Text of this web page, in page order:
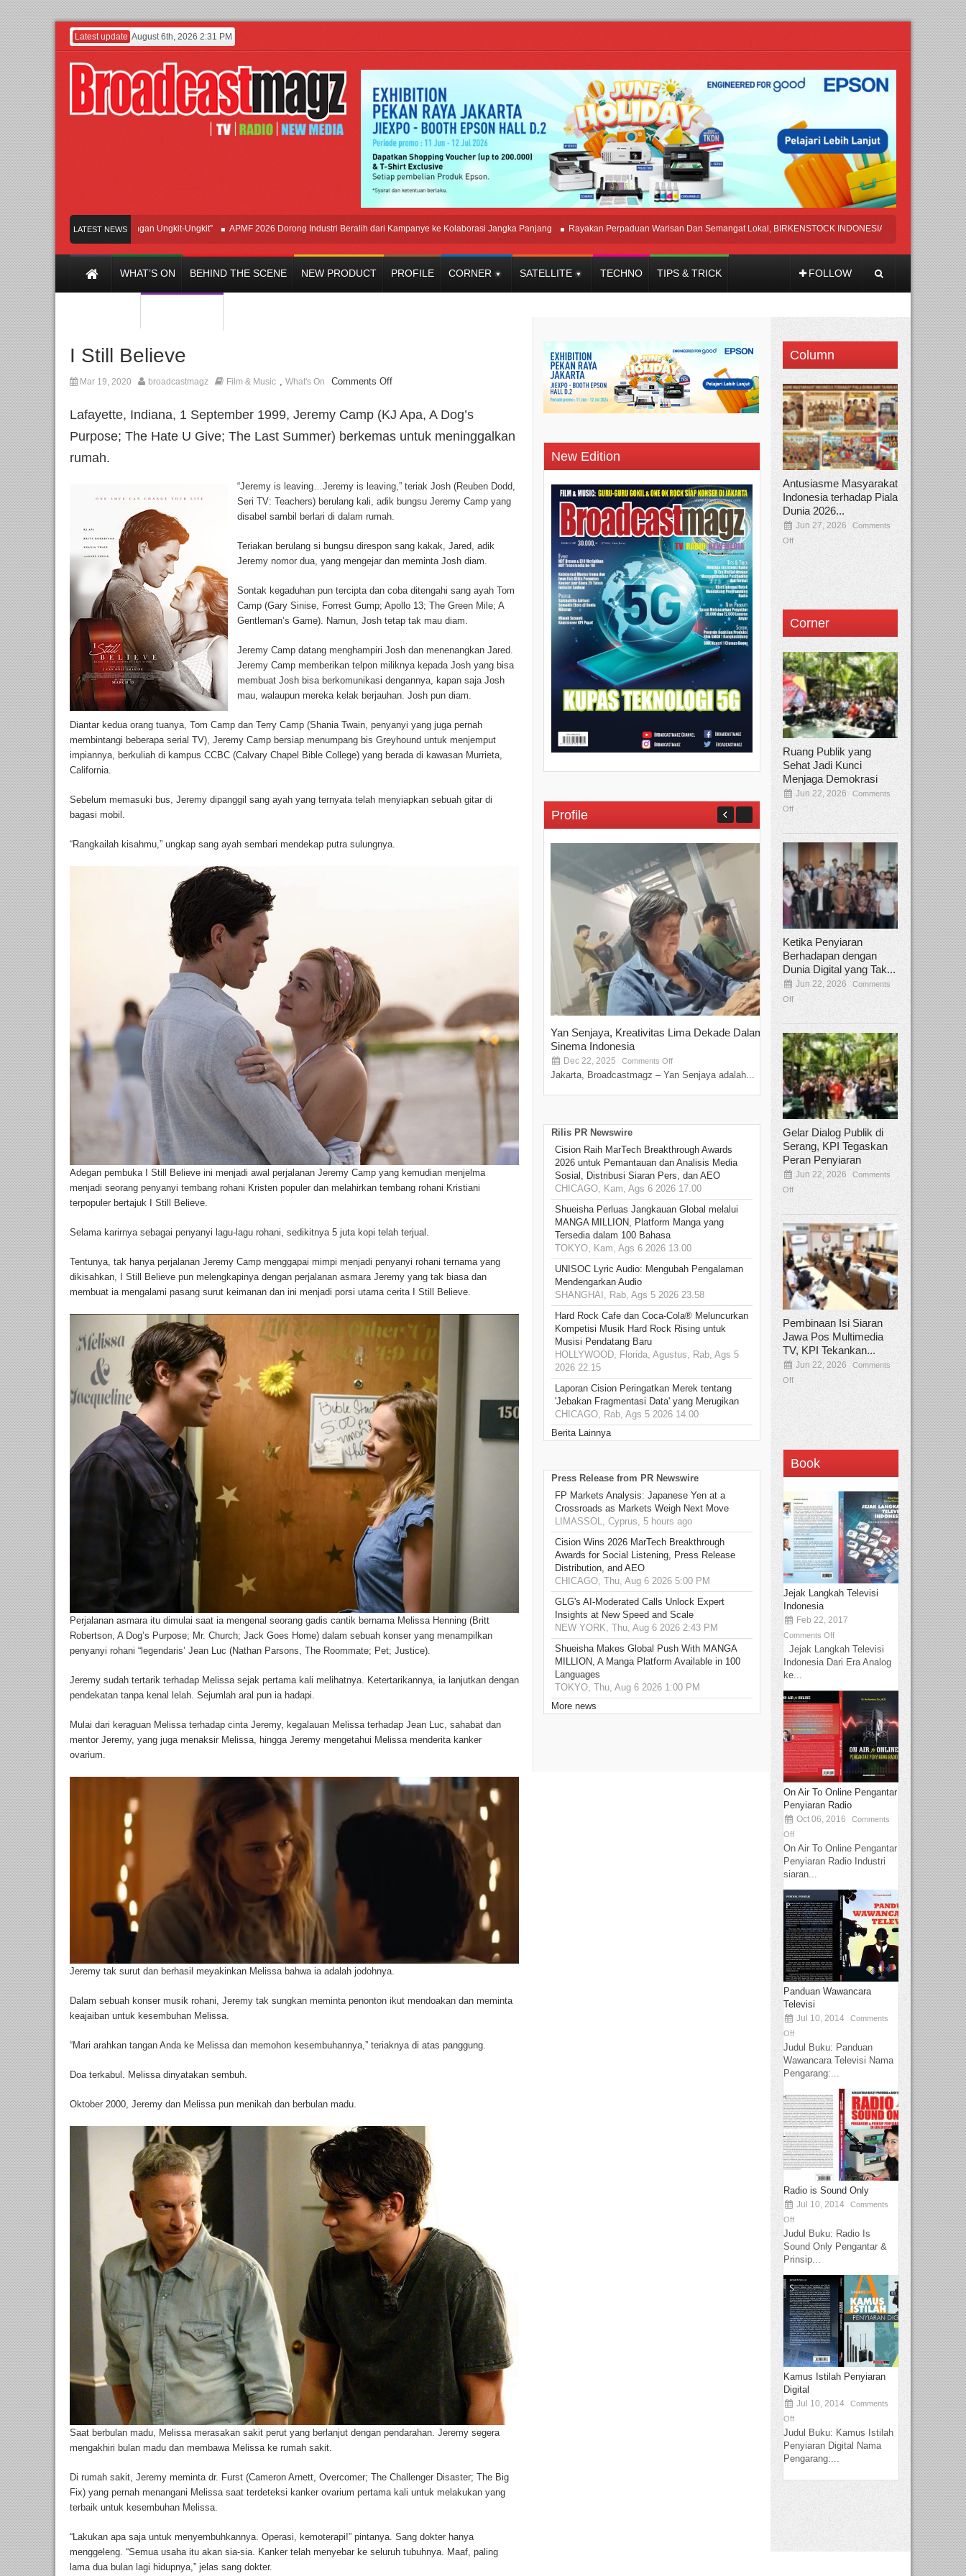
Latest update August 6th, 2026 2:31 PM
LATEST NEWS
Hipdut Modern “Jangan Ungkit-Ungkit” APMF 2026 Dorong Industri Beralih dari Kampanye ke Kolaborasi Jangka Panjang Rayakan Perpaduan Warisan Dan Semangat Lokal, BIRKENSTOCK INDONESIA Membuka Took di Ubud, Bali
WHAT’S ON BEHIND THE SCENE NEW PRODUCT PROFILE CORNER SATELLITE TECHNO TIPS & TRICK FOLLOW
I Still Believe
Mar 19, 2020 broadcastmagz Film & Music , What's On Comments Off
Lafayette, Indiana, 1 September 1999, Jeremy Camp (KJ Apa, A Dog’s
Purpose; The Hate U Give; The Last Summer) berkemas untuk meninggalkan
rumah.
“Jeremy is leaving…Jeremy is leaving,” teriak Josh (Reuben Dodd,
Seri TV: Teachers) berulang kali, adik bungsu Jeremy Camp yang
disabel sambil berlari di dalam rumah.
Teriakan berulang si bungsu direspon sang kakak, Jared, adik
Jeremy nomor dua, yang mengejar dan meminta Josh diam.
Sontak kegaduhan pun tercipta dan coba ditengahi sang ayah Tom
Camp (Gary Sinise, Forrest Gump; Apollo 13; The Green Mile; A
Gentleman’s Game). Namun, Josh tetap tak mau diam.
Jeremy Camp datang menghampiri Josh dan menenangkan Jared.
Jeremy Camp memberikan telpon miliknya kepada Josh yang bisa
membuat Josh bisa berkomunikasi dengannya, kapan saja Josh
mau, walaupun mereka kelak berjauhan. Josh pun diam.
Diantar kedua orang tuanya, Tom Camp dan Terry Camp (Shania Twain, penyanyi yang juga pernah
membintangi beberapa serial TV), Jeremy Camp bersiap menumpang bis Greyhound untuk menjemput
impiannya, berkuliah di kampus CCBC (Calvary Chapel Bible College) yang berada di kawasan Murrieta,
California.
Sebelum memasuki bus, Jeremy dipanggil sang ayah yang ternyata telah menyiapkan sebuah gitar di
bagasi mobil.
“Rangkailah kisahmu,” ungkap sang ayah sembari mendekap putra sulungnya.
Adegan pembuka I Still Believe ini menjadi awal perjalanan Jeremy Camp yang kemudian menjelma
menjadi seorang penyanyi tembang rohani Kristen populer dan melahirkan tembang rohani Kristiani
terpopuler bertajuk I Still Believe.
Selama karirnya sebagai penyanyi lagu-lagu rohani, sedikitnya 5 juta kopi telah terjual.
Tentunya, tak hanya perjalanan Jeremy Camp menggapai mimpi menjadi penyanyi rohani ternama yang
dikisahkan, I Still Believe pun melengkapinya dengan perjalanan asmara Jeremy yang tak biasa dan
membuat ia mengalami pasang surut keimanan dan ini menjadi porsi utama cerita I Still Believe.
Perjalanan asmara itu dimulai saat ia mengenal seorang gadis cantik bernama Melissa Henning (Britt
Robertson, A Dog’s Purpose; Mr. Church; Jack Goes Home) dalam sebuah konser yang menampilkan
penyanyi rohani “legendaris’ Jean Luc (Nathan Parsons, The Roommate; Pet; Justice).
Jeremy sudah tertarik terhadap Melissa sejak pertama kali melihatnya. Ketertarikannya, ia lanjutkan dengan
pendekatan tanpa kenal lelah. Sejumlah aral pun ia hadapi.
Mulai dari keraguan Melissa terhadap cinta Jeremy, kegalauan Melissa terhadap Jean Luc, sahabat dan
mentor Jeremy, yang juga menaksir Melissa, hingga Jeremy mengetahui Melissa menderita kanker
ovarium.
Jeremy tak surut dan berhasil meyakinkan Melissa bahwa ia adalah jodohnya.
Dalam sebuah konser musik rohani, Jeremy tak sungkan meminta penonton ikut mendoakan dan meminta
keajaiban untuk kesembuhan Melissa.
“Mari arahkan tangan Anda ke Melissa dan memohon kesembuhannya,” teriaknya di atas panggung.
Doa terkabul. Melissa dinyatakan sembuh.
Oktober 2000, Jeremy dan Melissa pun menikah dan berbulan madu.
Saat berbulan madu, Melissa merasakan sakit perut yang berlanjut dengan pendarahan. Jeremy segera
mengakhiri bulan madu dan membawa Melissa ke rumah sakit.
Di rumah sakit, Jeremy meminta dr. Furst (Cameron Arnett, Overcomer; The Challenger Disaster; The Big
Fix) yang pernah menangani Melissa saat terdeteksi kanker ovarium pertama kali untuk melakukan yang
terbaik untuk kesembuhan Melissa.
“Lakukan apa saja untuk menyembuhkannya. Operasi, kemoterapi!” pintanya. Sang dokter hanya
menggeleng. “Semua usaha itu akan sia-sia. Kanker telah menyebar ke seluruh tubuhnya. Maaf, paling
lama dua bulan lagi hidupnya,” jelas sang dokter.
New Edition
Profile
Yan Senjaya, Kreativitas Lima Dekade Dalam
Sinema Indonesia
Dec 22, 2025 Comments Off
Jakarta, Broadcastmagz – Yan Senjaya adalah...
Tamee Irelly Menjadi Juri Open
Film Terbaru...
Sep 08, 2025 Comments Off
Bekasi, Broadcastmagz – Dalam upaya
talenta...
Rilis PR Newswire
Cision Raih MarTech Breakthrough Awards
2026 untuk Pemantauan dan Analisis Media
Sosial, Distribusi Siaran Pers, dan AEO
CHICAGO, Kam, Ags 6 2026 17.00
Shueisha Perluas Jangkauan Global melalui
MANGA MILLION, Platform Manga yang
Tersedia dalam 100 Bahasa
TOKYO, Kam, Ags 6 2026 13.00
UNISOC Lyric Audio: Mengubah Pengalaman
Mendengarkan Audio
SHANGHAI, Rab, Ags 5 2026 23.58
Hard Rock Cafe dan Coca-Cola® Meluncurkan
Kompetisi Musik Hard Rock Rising untuk
Musisi Pendatang Baru
HOLLYWOOD, Florida, Agustus, Rab, Ags 5
2026 22.15
Laporan Cision Peringatkan Merek tentang
'Jebakan Fragmentasi Data' yang Merugikan
CHICAGO, Rab, Ags 5 2026 14.00
Berita Lainnya
Press Release from PR Newswire
FP Markets Analysis: Japanese Yen at a
Crossroads as Markets Weigh Next Move
LIMASSOL, Cyprus, 5 hours ago
Cision Wins 2026 MarTech Breakthrough
Awards for Social Listening, Press Release
Distribution, and AEO
CHICAGO, Thu, Aug 6 2026 5:00 PM
GLG's AI-Moderated Calls Unlock Expert
Insights at New Speed and Scale
NEW YORK, Thu, Aug 6 2026 2:43 PM
Shueisha Makes Global Push With MANGA
MILLION, A Manga Platform Available in 100
Languages
TOKYO, Thu, Aug 6 2026 1:00 PM
More news
Column
Antusiasme Masyarakat
Indonesia terhadap Piala
Dunia 2026...
Jun 27, 2026
Comments
Off
Corner
Ruang Publik yang
Sehat Jadi Kunci
Menjaga Demokrasi
Jun 22, 2026
Comments
Off
Ketika Penyiaran
Berhadapan dengan
Dunia Digital yang Tak...
Jun 22, 2026
Comments
Off
Gelar Dialog Publik di
Serang, KPI Tegaskan
Peran Penyiaran
Jun 22, 2026
Comments
Off
Pembinaan Isi Siaran
Jawa Pos Multimedia
TV, KPI Tekankan...
Jun 22, 2026
Comments
Off
Book
Jejak Langkah Televisi
Indonesia
Feb 22, 2017
Comments Off
Jejak Langkah Televisi
Indonesia Dari Era Analog
ke...
On Air To Online Pengantar
Penyiaran Radio
Oct 06, 2016
Comments
Off
On Air To Online Pengantar
Penyiaran Radio Industri
siaran...
Panduan Wawancara
Televisi
Jul 10, 2014
Comments
Off
Judul Buku: Panduan
Wawancara Televisi Nama
Pengarang:...
Radio is Sound Only
Jul 10, 2014
Comments
Off
Judul Buku: Radio Is
Sound Only Pengantar &
Prinsip...
Kamus Istilah Penyiaran
Digital
Jul 10, 2014
Comments
Off
Judul Buku: Kamus Istilah
Penyiaran Digital Nama
Pengarang:...